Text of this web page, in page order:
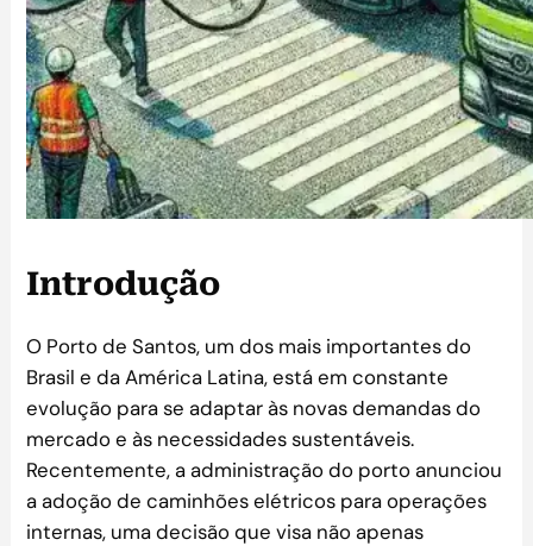
Introdução
O Porto de Santos, um dos mais importantes do
Brasil e da América Latina, está em constante
evolução para se adaptar às novas demandas do
mercado e às necessidades sustentáveis.
Recentemente, a administração do porto anunciou
a adoção de caminhões elétricos para operações
internas, uma decisão que visa não apenas